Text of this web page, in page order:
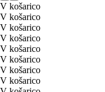
V košarico
V košarico
V košarico
V košarico
V košarico
V košarico
V košarico
V košarico